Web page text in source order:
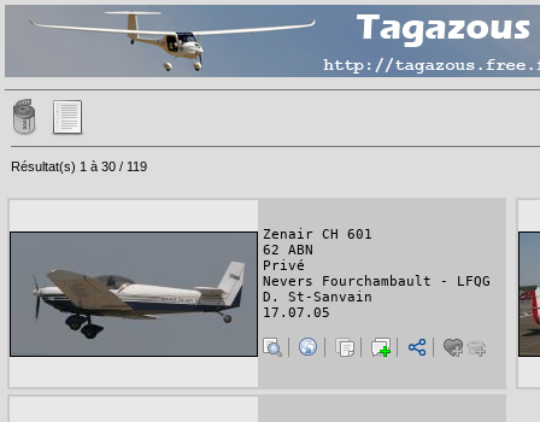
Résultat(s) 1 à 30 / 119
Zenair CH 601
62 ABN
Privé
Nevers Fourchambault - LFQG
D. St-Sanvain
17.07.05